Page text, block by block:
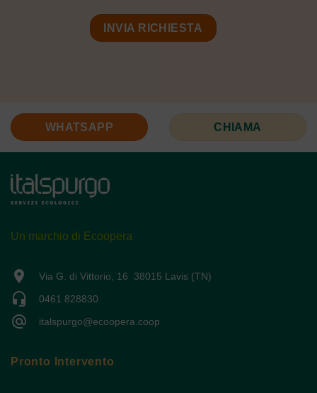
WHATSAPP CHIAMA
Un marchio di Ecoopera
location_on Via G. di Vittorio, 16 38015 Lavis (TN)
headset_mic 0461 828830
alternate_email italspurgo@ecoopera.coop
Pronto Intervento